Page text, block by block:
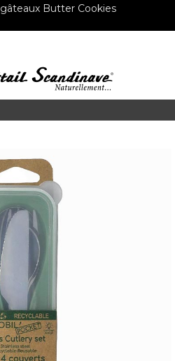
gâteaux Butter Cookies